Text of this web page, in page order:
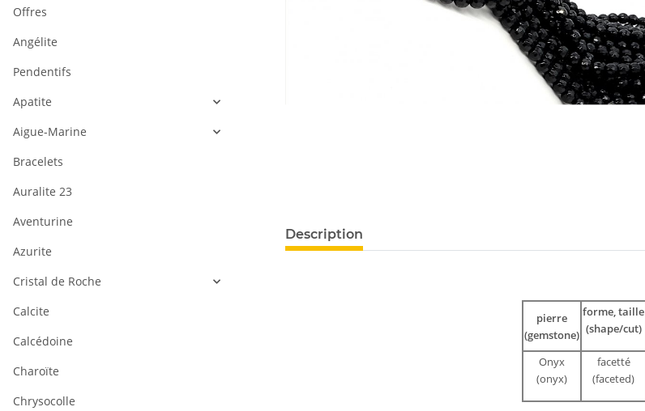
Description
pierre
(gemstone)
forme, taille
(shape/cut)
Onyx
(onyx)
facetté
(faceted)
Offres
Angélite
Pendentifs
Apatite
Aigue-Marine
Bracelets
Auralite 23
Aventurine
Azurite
Cristal de Roche
Calcite
Calcédoine
Charoïte
Chrysocolle